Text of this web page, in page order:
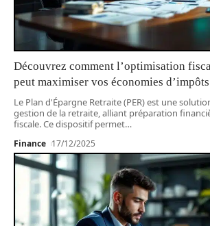
Découvrez comment l’optimisation
peut maximiser vos économies d’impôts
Le Plan d'Épargne Retraite (PER) est une
gestion de la retraite, alliant préparation
fiscale. Ce dispositif permet…
Finance 17/12/2025